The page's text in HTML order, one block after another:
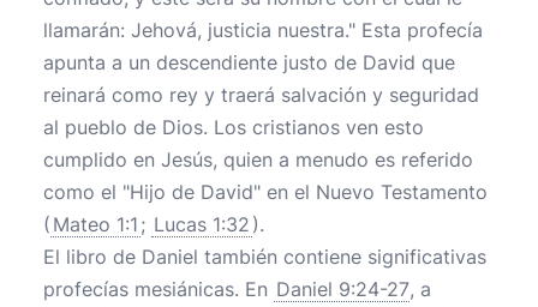
llamarán: Jehová, justicia nuestra." Esta profecía
apunta a un descendiente justo de David que
reinará como rey y traerá salvación y seguridad
al pueblo de Dios. Los cristianos ven esto
cumplido en Jesús, quien a menudo es referido
como el "Hijo de David" en el Nuevo Testamento
( Mateo 1:1 ; Lucas 1:32 ).
El libro de Daniel también contiene significativas
profecías mesiánicas. En Daniel 9:24-27, a